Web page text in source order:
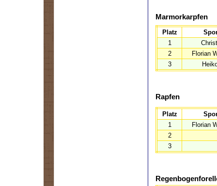
Marmorkarpfen
Platz
1
2
Florian
3
Rapfen
Platz
1
Florian
2
3